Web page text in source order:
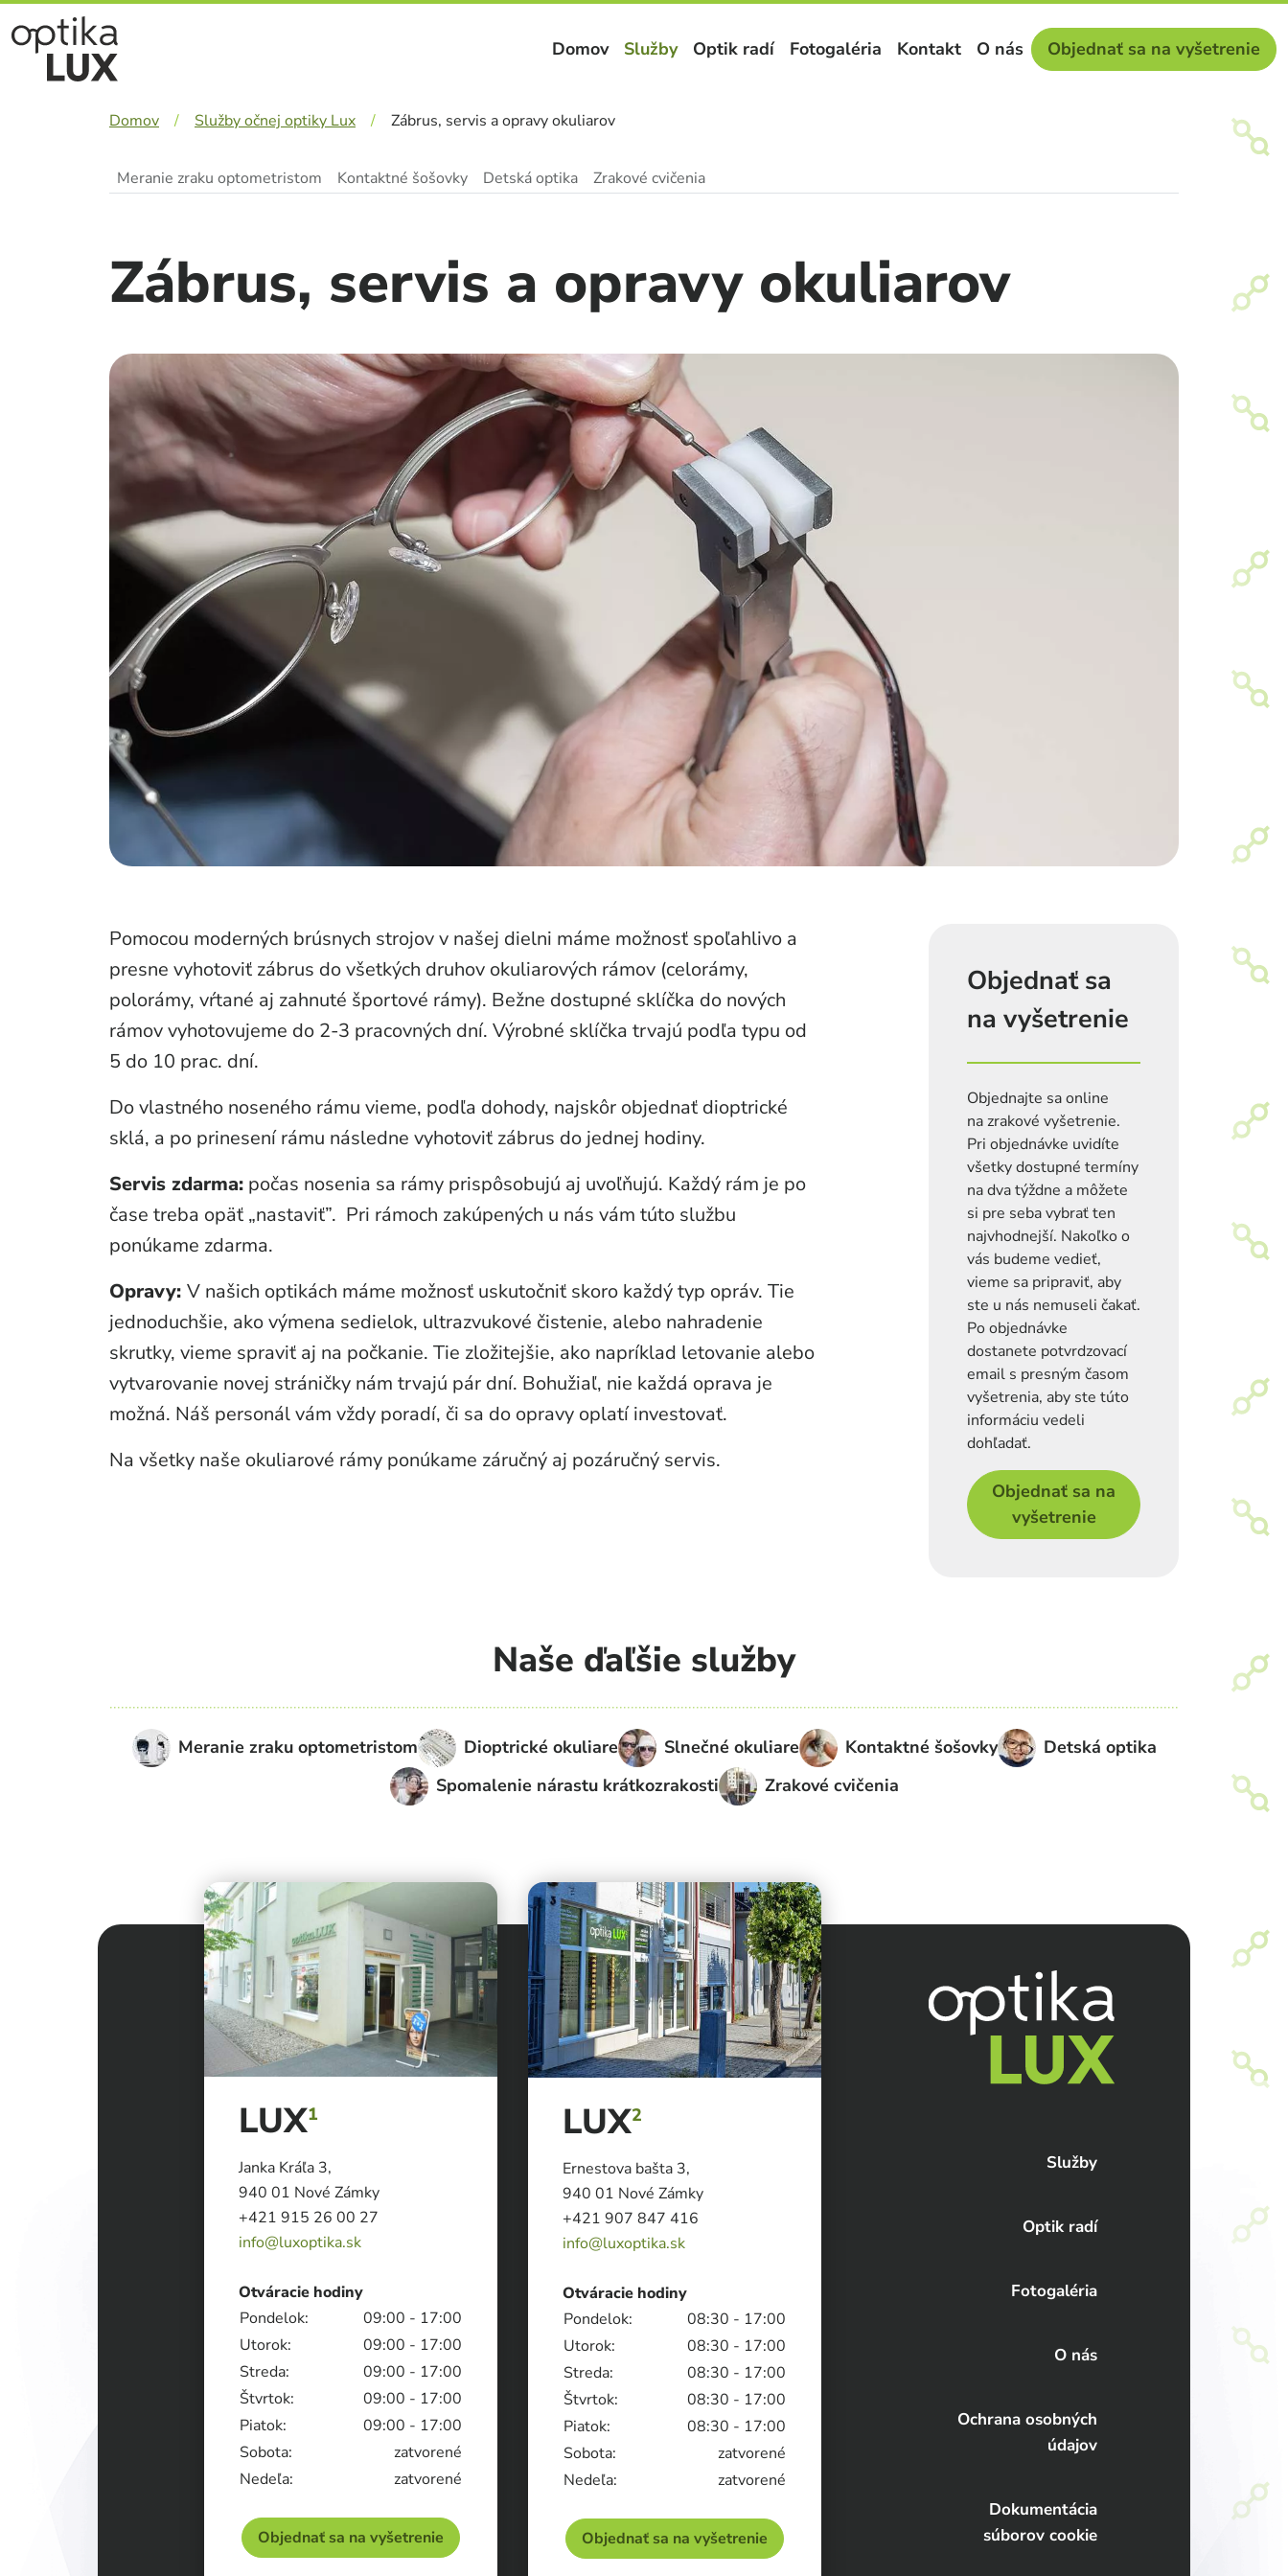
Skočiť na hlavný obsah
Domov Služby Optik radí Fotogaléria Kontakt O nás Objednať sa na vyšetrenie
Domov Služby očnej optiky Lux Zábrus, servis a opravy okuliarov
Meranie zraku optometristom Kontaktné šošovky Detská optika Zrakové cvičenia
Zábrus, servis a opravy okuliarov
Pomocou moderných brúsnych strojov v našej dielni máme možnosť spoľahlivo a
presne vyhotoviť zábrus do všetkých druhov okuliarových rámov (celorámy,
polorámy, vŕtané aj zahnuté športové rámy). Bežne dostupné sklíčka do nových
rámov vyhotovujeme do 2-3 pracovných dní. Výrobné sklíčka trvajú podľa typu od
5 do 10 prac. dní.
Do vlastného noseného rámu vieme, podľa dohody, najskôr objednať dioptrické
sklá, a po prinesení rámu následne vyhotoviť zábrus do jednej hodiny.
Servis zdarma: počas nosenia sa rámy prispôsobujú aj uvoľňujú. Každý rám je po
čase treba opäť „nastaviť”. Pri rámoch zakúpených u nás vám túto službu
ponúkame zdarma.
Opravy: V našich optikách máme možnosť uskutočniť skoro každý typ opráv. Tie
jednoduchšie, ako výmena sedielok, ultrazvukové čistenie, alebo nahradenie
skrutky, vieme spraviť aj na počkanie. Tie zložitejšie, ako napríklad letovanie alebo
vytvarovanie novej stráničky nám trvajú pár dní. Bohužiaľ, nie každá oprava je
možná. Náš personál vám vždy poradí, či sa do opravy oplatí investovať.
Na všetky naše okuliarové rámy ponúkame záručný aj pozáručný servis.
Objednať sa
na vyšetrenie
Objednajte sa online
na zrakové vyšetrenie.
Pri objednávke uvidíte
všetky dostupné termíny
na dva týždne a môžete
si pre seba vybrať ten
najvhodnejší. Nakoľko o
vás budeme vedieť,
vieme sa pripraviť, aby
ste u nás nemuseli čakať.
Po objednávke
dostanete potvrdzovací
email s presným časom
vyšetrenia, aby ste túto
informáciu vedeli
dohľadať.
Objednať sa na
vyšetrenie
Naše ďaľšie služby
Meranie zraku optometristom Dioptrické okuliare Slnečné okuliare Kontaktné šošovky
Detská optika
Spomalenie nárastu krátkozrakosti
Zrakové cvičenia
LUX1
Janka Kráľa 3,
940 01 Nové Zámky
+421 915 26 00 27
info@luxoptika.sk
Otváracie hodiny
Pondelok:
09:00 - 17:00
Utorok:
09:00 - 17:00
Streda:
09:00 - 17:00
Štvrtok:
09:00 - 17:00
Piatok:
09:00 - 17:00
Sobota:
zatvorené
Nedeľa:
zatvorené
Objednať sa na vyšetrenie
LUX2
Ernestova bašta 3,
940 01 Nové Zámky
+421 907 847 416
info@luxoptika.sk
Otváracie hodiny
Pondelok:
08:30 - 17:00
Utorok:
08:30 - 17:00
Streda:
08:30 - 17:00
Štvrtok:
08:30 - 17:00
Piatok:
08:30 - 17:00
Sobota:
zatvorené
Nedeľa:
zatvorené
Objednať sa na vyšetrenie
Služby
Optik radí
Fotogaléria
O nás
Ochrana osobných
údajov
Dokumentácia
súborov cookie